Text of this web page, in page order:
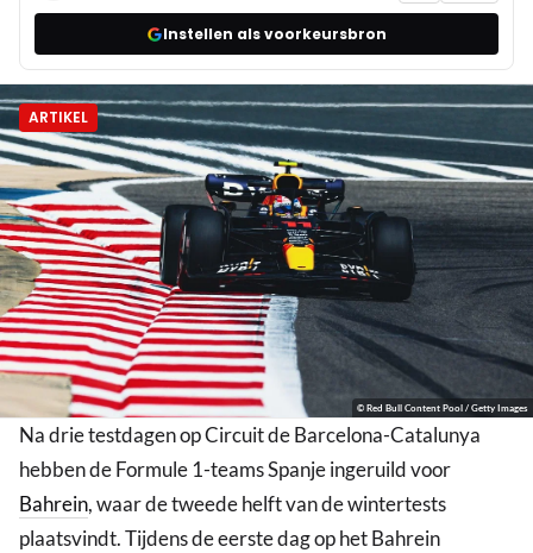
Instellen als voorkeursbron
ARTIKEL
© Red Bull Content Pool / Getty Images
Na drie testdagen op Circuit de Barcelona-Catalunya
hebben de Formule 1-teams Spanje ingeruild voor
Bahrein, waar de tweede helft van de wintertests
plaatsvindt. Tijdens de eerste dag op het Bahrein